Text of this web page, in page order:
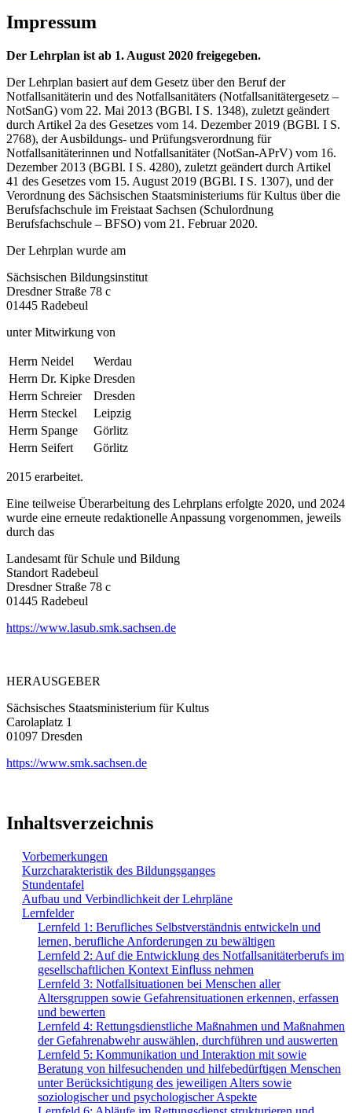
Impressum
Der Lehrplan ist ab 1. August 2020 freigegeben.
Der Lehrplan basiert auf dem Gesetz über den Beruf der
Notfallsanitäterin und des Notfallsanitäters (Notfallsanitätergesetz –
NotSanG) vom 22. Mai 2013 (BGBl. I S. 1348), zuletzt geändert
durch Artikel 2a des Gesetzes vom 14. Dezember 2019 (BGBl. I S.
2768), der Ausbildungs- und Prüfungsverordnung für
Notfallsanitäterinnen und Notfallsanitäter (NotSan-APrV) vom 16.
Dezember 2013 (BGBl. I S. 4280), zuletzt geändert durch Artikel
41 des Gesetzes vom 15. August 2019 (BGBl. I S. 1307), und der
Verordnung des Sächsischen Staatsministeriums für Kultus über die
Berufsfachschule im Freistaat Sachsen (Schulordnung
Berufsfachschule – BFSO) vom 21. Februar 2020.
Der Lehrplan wurde am
Sächsischen Bildungsinstitut
Dresdner Straße 78 c
01445 Radebeul
unter Mitwirkung von
Herrn Neidel
Werdau
Herrn Dr. Kipke Dresden
Herrn Schreier
Dresden
Herrn Steckel
Leipzig
Herrn Spange
Görlitz
Herrn Seifert
Görlitz
2015 erarbeitet.
Eine teilweise Überarbeitung des Lehrplans erfolgte 2020, und 2024
wurde eine erneute redaktionelle Anpassung vorgenommen, jeweils
durch das
Landesamt für Schule und Bildung
Standort Radebeul
Dresdner Straße 78 c
01445 Radebeul
https://www.lasub.smk.sachsen.de
HERAUSGEBER
Sächsisches Staatsministerium für Kultus
Carolaplatz 1
01097 Dresden
https://www.smk.sachsen.de
Inhaltsverzeichnis
Vorbemerkungen
Kurzcharakteristik des Bildungsganges
Stundentafel
Aufbau und Verbindlichkeit der Lehrpläne
Lernfelder
Lernfeld 1: Berufliches Selbstverständnis entwickeln und
lernen, berufliche Anforderungen zu bewältigen
Lernfeld 2: Auf die Entwicklung des Notfallsanitäterberufs im
gesellschaftlichen Kontext Einfluss nehmen
Lernfeld 3: Notfallsituationen bei Menschen aller
Altersgruppen sowie Gefahrensituationen erkennen, erfassen
und bewerten
Lernfeld 4: Rettungsdienstliche Maßnahmen und Maßnahmen
der Gefahrenabwehr auswählen, durchführen und auswerten
Lernfeld 5: Kommunikation und Interaktion mit sowie
Beratung von hilfesuchenden und hilfebedürftigen Menschen
unter Berücksichtigung des jeweiligen Alters sowie
soziologischer und psychologischer Aspekte